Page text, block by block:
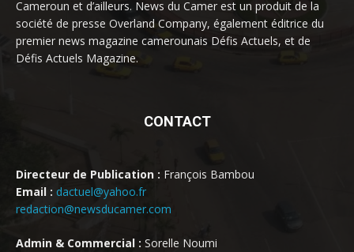
Cameroun et d’ailleurs. News du Camer est un produit de la
société de presse Overland Company, également éditrice du
premier news magazine camerounais Défis Actuels, et de
Défis Actuels Magazine.
CONTACT
Directeur de Publication : François Bambou
Email : dactuel@yahoo.fr
redaction@newsducamer.com
Admin & Commercial : Sorelle Noumi